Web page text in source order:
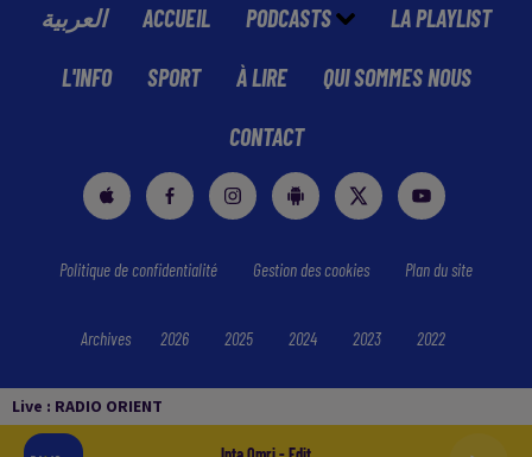
Live : RADIO ORIENT
العربية ACCUEIL PODCASTS LA PLAYLIST
L'INFO SPORT À LIRE QUI SOMMES NOUS
CONTACT
Politique de confidentialité Gestion des cookies Plan du site
Archives 2026 2025 2024 2023 2022